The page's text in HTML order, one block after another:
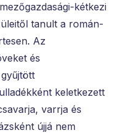
kétkezi
tanult a román-
Az
és
keletkezett
varrja és
újjá nem